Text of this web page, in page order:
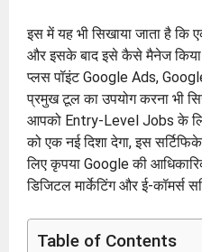
इस में यह भी सिखाया जाता है
और इसके बाद इसे कैसे मैनेज किया
प्लस पॉइंट Google Ads,
प्रमुख टूल का उपयोग करना भी
आपको Entry-Level Jobs के
को एक नई दिशा देगा, इस
लिए कृपया Google की
डिजिटल मार्केटिंग और ई-कॉमर्स
Table of Contents